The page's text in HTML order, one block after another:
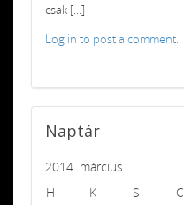
csak [...]
Log in to post a comment.
Naptár
2014. március
H
K S C